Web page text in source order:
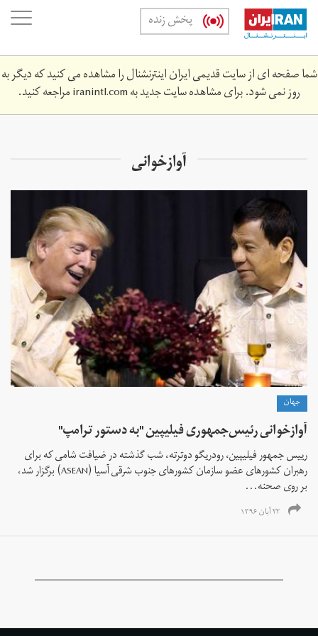
Skip
main
content
پخش زنده
شما صفحه ای از سایت قدیمی ایران اینترنشنال را مشاهده می کنید که دیگر به
روز نمی شود. برای مشاهده سایت جدید بهiranintl.comمراجعه کنید.
آوازخوانی
جهان
آوازخوانی رئیس‌جمهوری فیلیپین "به دستور ترامپ"
رییس جمهور فیلیپین، رودریگو دوترته، شب گذشته در ضیافت شامی که برای
رهبران کشورهای عضو سازمان کشورهای جنوب شرقی آسیا (ASEAN) برگزار شد،
بر روی صحنه...
۲۲ آبان ۱۳۹۶